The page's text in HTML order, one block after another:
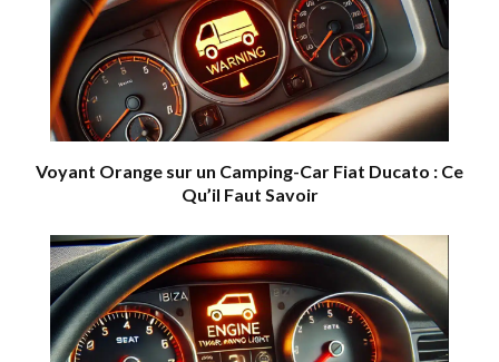
Voyant Orange sur un Camping-Car Fiat Ducato : Ce
Qu’il Faut Savoir